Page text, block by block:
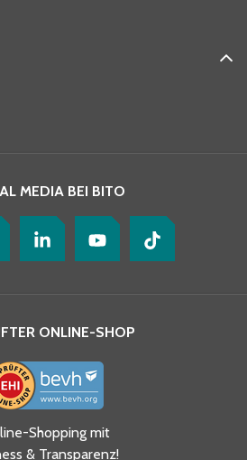
MEDIA BEI BITO
ONLINE-SHOP
Shopping mit
& Transparenz!